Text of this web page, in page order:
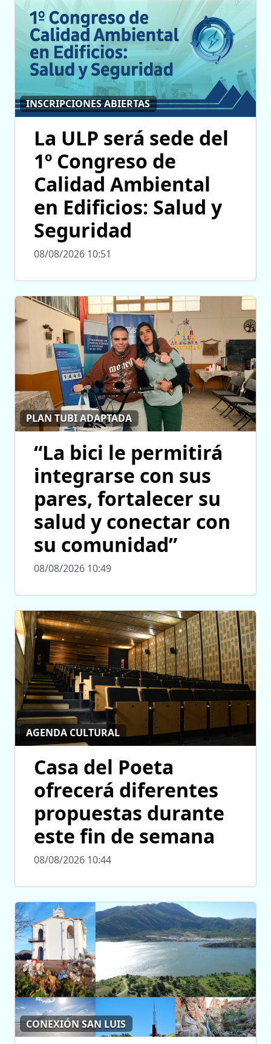
INSCRIPCIONES ABIERTAS
La ULP será sede del
1º Congreso de
Calidad Ambiental
en Edificios: Salud y
Seguridad
08/08/2026 10:51
PLAN TUBI ADAPTADA
“La bici le permitirá
integrarse con sus
pares, fortalecer su
salud y conectar con
su comunidad”
08/08/2026 10:49
AGENDA CULTURAL
Casa del Poeta
ofrecerá diferentes
propuestas durante
este fin de semana
08/08/2026 10:44
CONEXIÓN SAN LUIS